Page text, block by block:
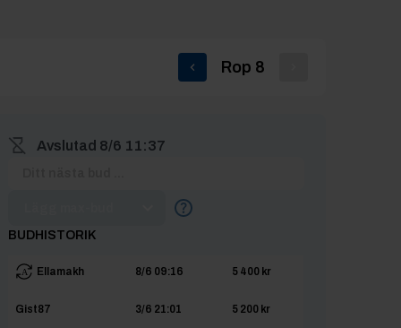
Rop 8
Avslutad 8/6 11:37
BUDHISTORIK
Ellamakh 8/6 09:16 5 400 kr
Gist87 3/6 21:01 5 200 kr